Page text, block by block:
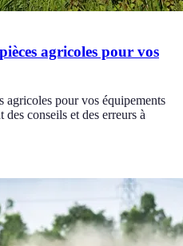
agricoles pour vos
agricoles pour vos équipements
conseils et des erreurs à